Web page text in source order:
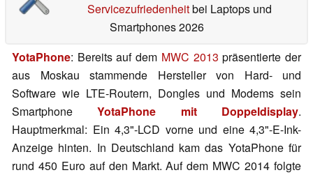
Servicezufriedenheitbei Laptops und
Smartphones 2026
YotaPhone: Bereits auf dem MWC 2013 präsentierte der
aus Moskau stammende Hersteller von Hard- und
Software wie LTE-Routern, Dongles und Modems sein
SmartphoneYotaPhone mit Doppeldisplay.
Hauptmerkmal: Ein 4,3"-LCD vorne und eine 4,3"-E-Ink-
Anzeige hinten. In Deutschland kam das YotaPhone für
rund 450 Euro auf den Markt. Auf dem MWC 2014 folgte